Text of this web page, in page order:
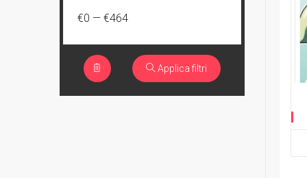
€0 — €464
Applica filtri